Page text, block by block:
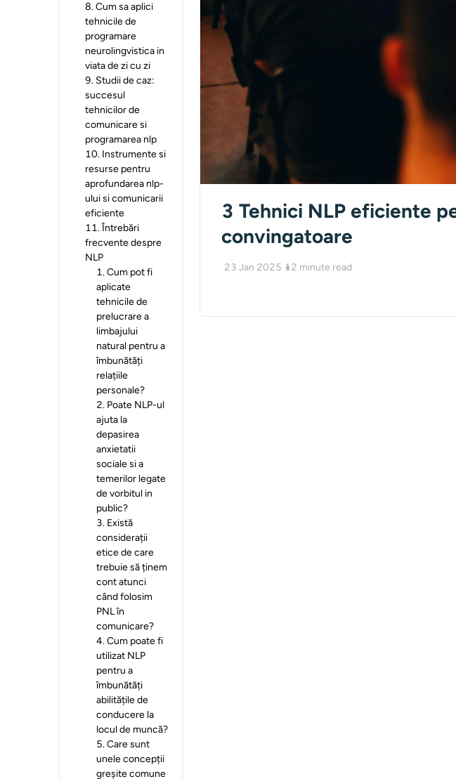
8.Cum sa aplici
tehnicile de
programare
neurolingvistica in
viata de zi cu zi
9. Studii de caz:
succesul
tehnicilor de
comunicare si
programarea nlp
10. Instrumente si
resurse pentru
aprofundarea nlp-
ului si comunicarii
eficiente
11.Întrebări
frecvente despre
NLP
1.Cum pot fi
aplicate
tehnicile de
prelucrare a
limbajului
natural pentru a
îmbunătăți
relațiile
personale?
2. Poate NLP-ul
ajuta la
depasirea
anxietatii
sociale si a
temerilor legate
de vorbitul in
public?
3. Există
considerații
etice de care
trebuie să ținem
cont atunci
când folosim
PNL în
comunicare?
4.Cum poate fi
utilizat NLP
pentru a
îmbunătăți
abilitățile de
conducere la
locul de muncă?
5.Care sunt
unele concepții
greșite comune
3 Tehnici NLP eficiente
convingatoare
23 Jan 2025 12 minute read